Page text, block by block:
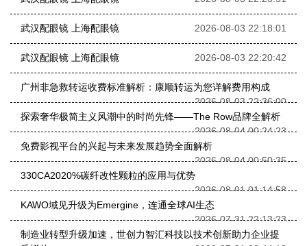
武汉配眼镜 上海配眼镜 2026-08-03 22:18:01
武汉配眼镜 上海配眼镜 2026-08-03 22:20:42
广州非急救转运收费标准解析：康顺转运为您详解费用构成
2026-08-03 22:36:00
探索奢华极简主义风潮中的时尚先锋——The Row品牌全解析
2026-08-04 00:24:23
免费影视平台的兴起与未来发展趋势全面解析
2026-08-04 00:50:35
330CA2020%碳纤改性颗粒的应用与优势
2026-08-01 01:14:58
KAWO域见升级为Emergine，连通全球AI生态
2026-07-31 22:13:23
制造业转型升级加速，世创力智汇科技以技术创新助力企业提